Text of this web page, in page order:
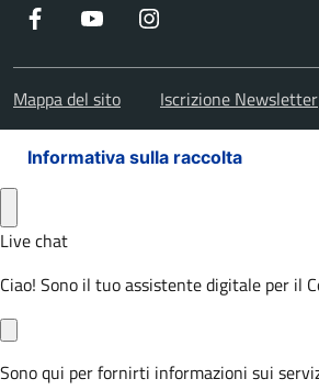
Facebook Youtube
Mappa del sito Iscrizione Newsletter
Informativa sulla raccolta